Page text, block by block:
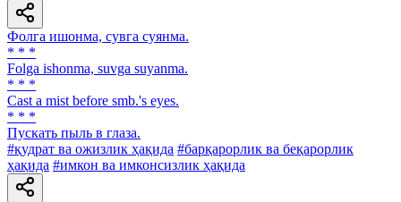
Фолга ишонма, сувга суянма.
* * *
Folga ishonma, suvga suyanma.
* * *
Cast a mist before smb.'s eyes.
* * *
Пускать пыль в глаза.
#қудрат ва ожизлик ҳақида #барқарорлик ва беқарорлик
ҳақида #имкон ва имконсизлик ҳақида